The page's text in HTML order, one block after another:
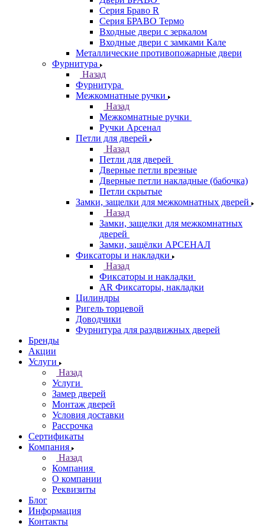
Серия Браво R
Серия БРАВО Термо
Входные двери с зеркалом
Входные двери с замками Кале
Металлические противопожарные двери
Фурнитура
Назад
Фурнитура
Межкомнатные ручки
Назад
Межкомнатные ручки
Ручки Арсенал
Петли для дверей
Назад
Петли для дверей
Дверные петли врезные
Дверные петли накладные (бабочка)
Петли скрытые
Замки, защелки для межкомнатных дверей
Назад
Замки, защелки для межкомнатных
дверей
Замки, защёлки АРСЕНАЛ
Фиксаторы и накладки
Назад
Фиксаторы и накладки
AR Фиксаторы, накладки
Цилиндры
Ригель торцевой
Доводчики
Фурнитура для раздвижных дверей
Бренды
Акции
Услуги
Назад
Услуги
Замер дверей
Монтаж дверей
Условия доставки
Рассрочка
Сертификаты
Компания
Назад
Компания
О компании
Реквизиты
Блог
Информация
Контакты